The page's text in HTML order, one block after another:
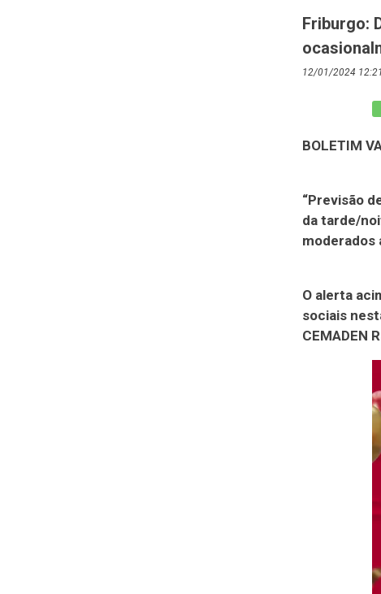
Friburgo:
12/01/2024
BOLETIM
“Previsão
da tarde/
moderados
O alerta
sociais
CEMADEN